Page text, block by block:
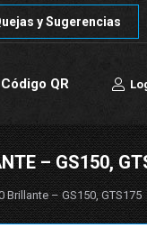
y Sugerencias
Código QR
– GS150,
Brillante – GS150, GTS175
y Sugerencias
Código QR